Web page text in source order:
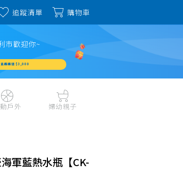
追蹤清單 購物車
市歡迎你~
員週週領 $3,000
戶外
行李箱、
婦幼親子
書包、兒童生活用品
軍藍熱水瓶【CK-